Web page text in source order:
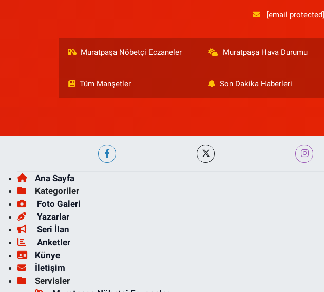
[email protected]
Muratpaşa Nöbetçi Eczaneler Muratpaşa Hava Durumu
Tüm Manşetler Son Dakika Haberleri
Ana Sayfa
Kategoriler
Foto Galeri
Yazarlar
Seri İlan
Anketler
Künye
İletişim
Servisler